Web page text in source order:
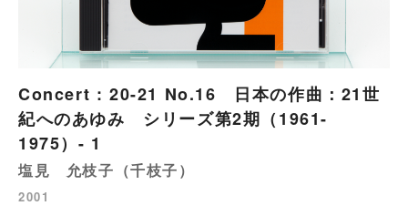
Concert : 20-21 No.16 日本の作曲：21世
紀へのあゆみ シリーズ第2期（1961-
1975）- 1
塩見 允枝子（千枝子）
2001